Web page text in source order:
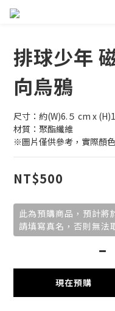
排球少年
向烏鴉
尺寸：約(W)6.５ cm x
材質：聚酯纖維
※圖片僅供參考，實際顏
NT$500
此為預購商品，預計將
請填寫真名，否則無法
現在預購